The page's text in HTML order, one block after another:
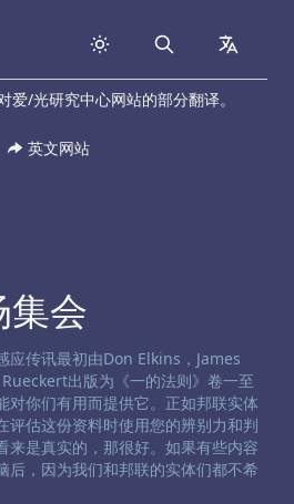
Search
爱/光研究中心网站的部分翻译。
英文网站
集会
应传讯最初由Don Elkins，James
出版为《一的法则》卷一至
对你们有用而提供它。正如邦联实体
评估这份资料时使用您的辨别力和判
来是真实的，那很好。如果有些内容
后，因为我们和邦联的实体们都不希